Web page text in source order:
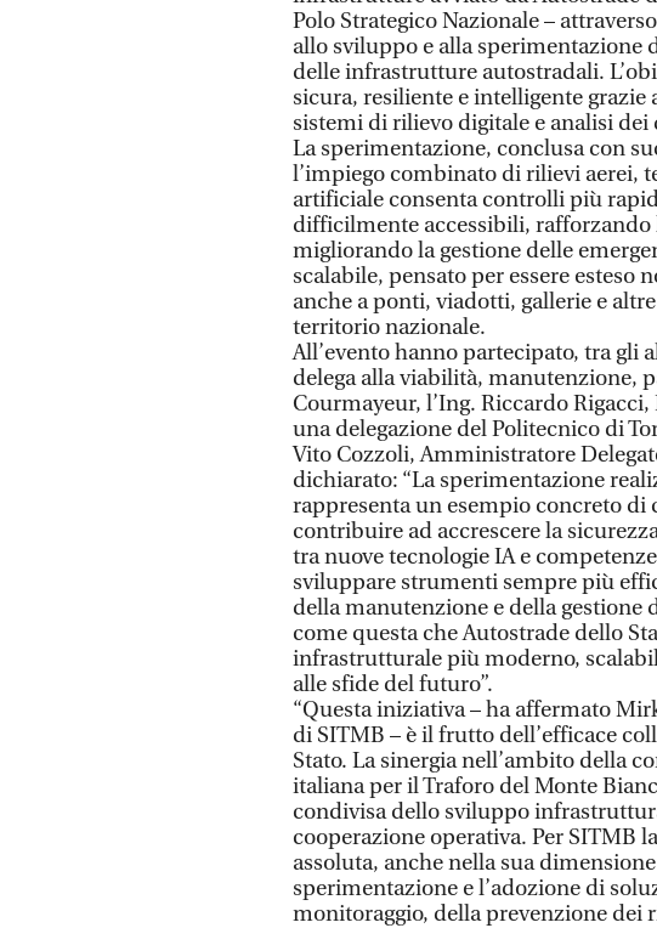
Polo Strategico Nazionale –
allo sviluppo e alla sperimentazione
delle infrastrutture autostradali.
sicura, resiliente e intelligente grazie
sistemi di rilievo digitale e analisi dei
La sperimentazione, conclusa con
l’impiego combinato di rilievi aerei,
artificiale consenta controlli più
difficilmente accessibili, rafforzando
migliorando la gestione delle
scalabile, pensato per essere esteso
anche a ponti, viadotti, gallerie e
territorio nazionale.
All’evento hanno partecipato, tra gli
delega alla viabilità, manutenzione,
Courmayeur, l’Ing. Riccardo
una delegazione del Politecnico di
Vito Cozzoli, Amministratore
dichiarato: “La sperimentazione
rappresenta un esempio concreto di
contribuire ad accrescere la
tra nuove tecnologie IA e
sviluppare strumenti sempre più
della manutenzione e della gestione
come questa che Autostrade dello
infrastrutturale più moderno,
alle sfide del futuro”.
“Questa iniziativa – ha affermato
di SITMB – è il frutto dell’efficace
Stato. La sinergia nell’ambito della
italiana per il Traforo del Monte
condivisa dello sviluppo
cooperazione operativa. Per SITMB
assoluta, anche nella sua
sperimentazione e l’adozione di
monitoraggio, della prevenzione dei